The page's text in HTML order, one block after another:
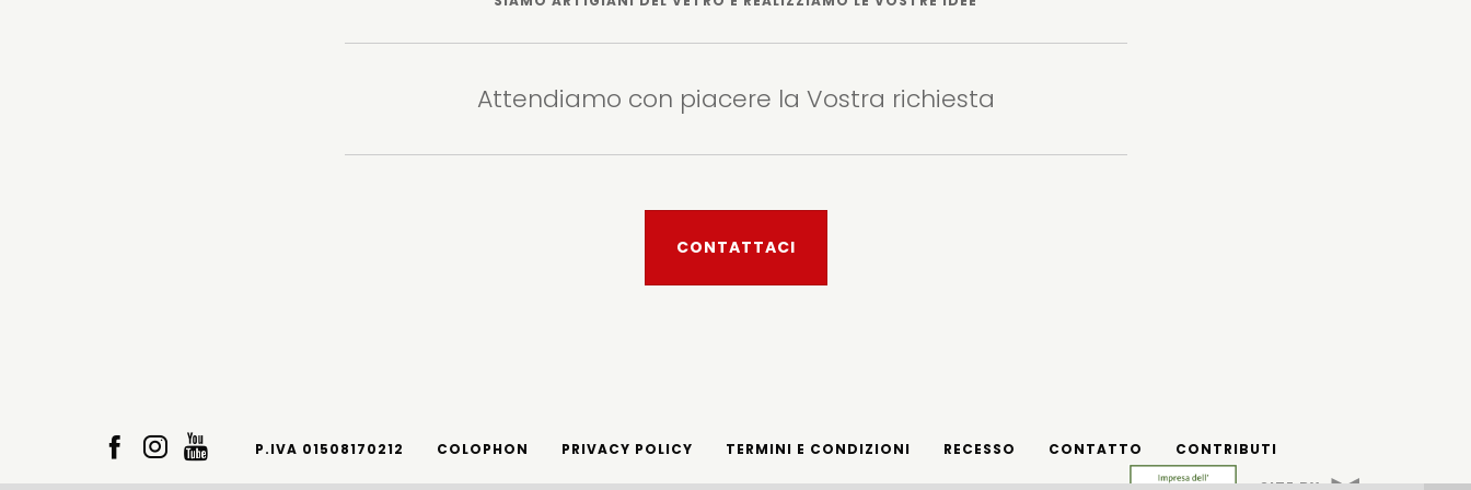
Attendiamo con piacere la Vostra richiesta
CONTATTACI
P.IVA 01508170212 COLOPHON PRIVACY POLICY TERMINI E CONDIZIONI RECESSO CONTATTO CONTRIBUTI